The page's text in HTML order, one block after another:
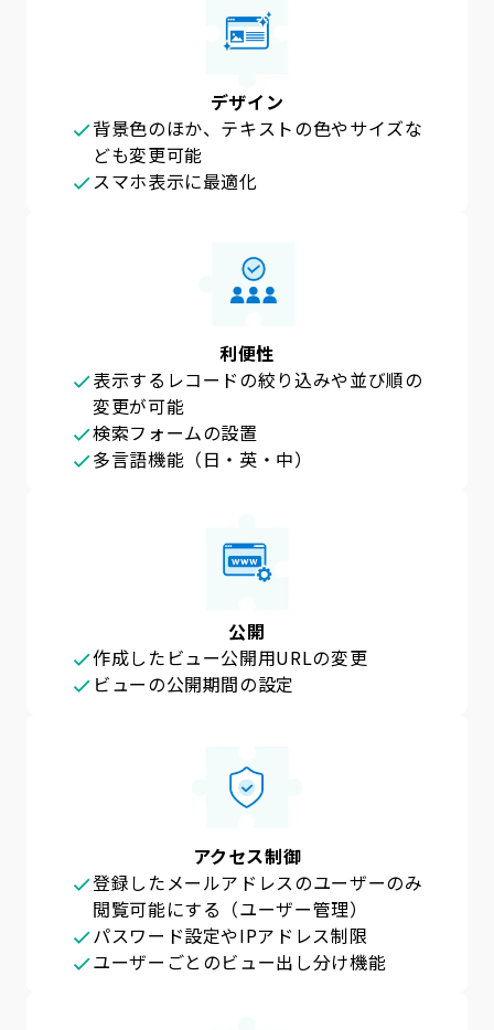
デザイン
背景色のほか、テキストの色やサイズな
ども変更可能
スマホ表示に最適化
利便性
表示するレコードの絞り込みや並び順の
変更が可能
検索フォームの設置
多言語機能（日・英・中）
公開
作成したビュー公開用URLの変更
ビューの公開期間の設定
アクセス制御
登録したメールアドレスのユーザーのみ
閲覧可能にする（ユーザー管理）
パスワード設定やIPアドレス制限
ユーザーごとのビュー出し分け機能